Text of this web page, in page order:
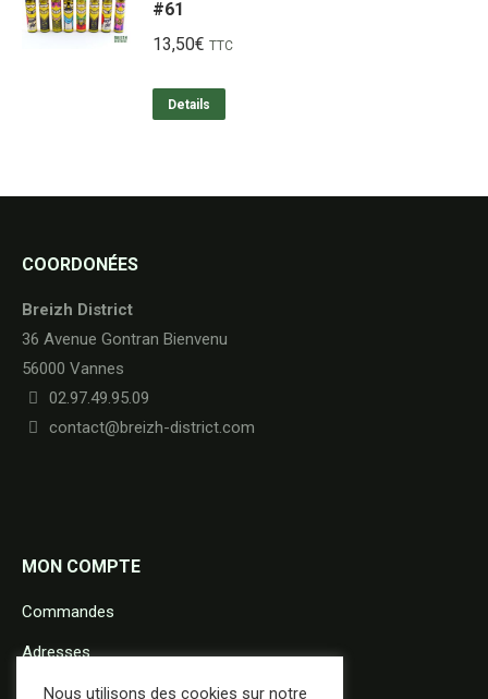
#61
13,50€ TTC
Details
COORDONÉES
Breizh District
36 Avenue Gontran Bienvenu
56000 Vannes
02.97.49.95.09
contact@breizh-district.com
MON COMPTE
Commandes
Adresses
Détails du compte
Nous utilisons des cookies sur notre